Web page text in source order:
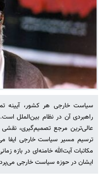
سیاست خارجی هر کشور، آیینه
راهبردی آن در نظام بین‌الملل
عالی‌ترین مرجع تصمیم‌گیری،
ترسیم مسیر سیاست خارجی ایفا
ایشان در حوزه سیاست خارجی